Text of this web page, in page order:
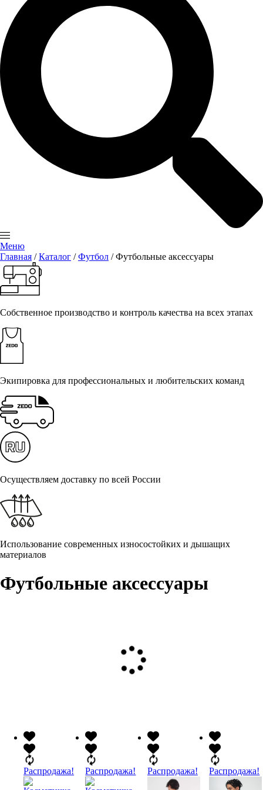
Меню
Главная /Каталог /Футбол / Футбольные аксессуары
Собственное производство и контроль качества на всех этапах
Экипировка для профессиональных и любительских команд
Осуществляем доставку по всей России
Использование современных износостойких и дышащих
материалов
Футбольные аксессуары
Распродажа! Распродажа! Распродажа! Распродажа!